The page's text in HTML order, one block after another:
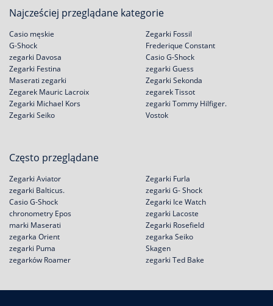
Najcześciej przeglądane kategorie
Casio męskie
G-Shock
zegarki Davosa
Zegarki Festina
Zegarki Fossil
Frederique Constant
Casio G-Shock
zegarki Guess
Maserati zegarki
Zegarek Mauric Lacroix
Zegarki Michael Kors
Zegarki Seiko
Zegarki Sekonda
zegarek Tissot
zegarki Tommy Hilfiger.
Vostok
Często przeglądane
Zegarki Aviator
zegarki Balticus.
Casio G-Shock
chronometry Epos
Zegarki Furla
zegarki G- Shock
Zegarki Ice Watch
zegarki Lacoste
marki Maserati
zegarka Orient
zegarki Puma
zegarków Roamer
Zegarki Rosefield
zegarka Seiko
Skagen
zegarki Ted Bake